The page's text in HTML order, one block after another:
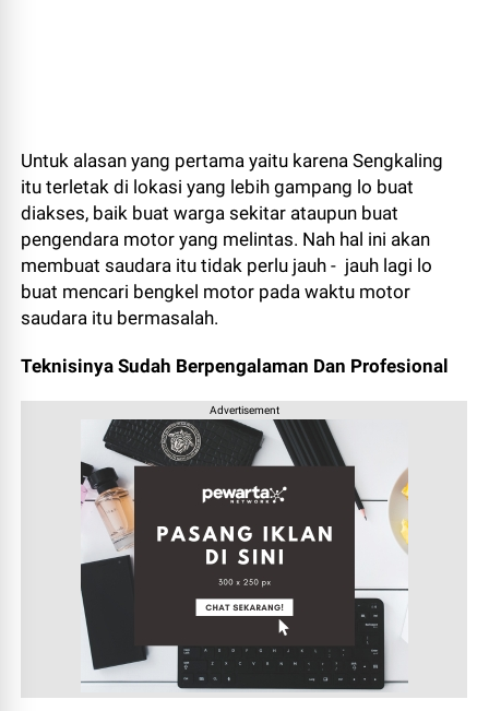
Untuk alasan yang pertama yaitu karena Sengkaling
itu terletak di lokasi yang lebih gampang lo buat
diakses, baik buat warga sekitar ataupun buat
pengendara motor yang melintas. Nah hal ini akan
membuat saudara itu tidak perlu jauh - jauh lagi lo
buat mencari bengkel motor pada waktu motor
saudara itu bermasalah.
Teknisinya Sudah Berpengalaman Dan Profesional
Advertisement